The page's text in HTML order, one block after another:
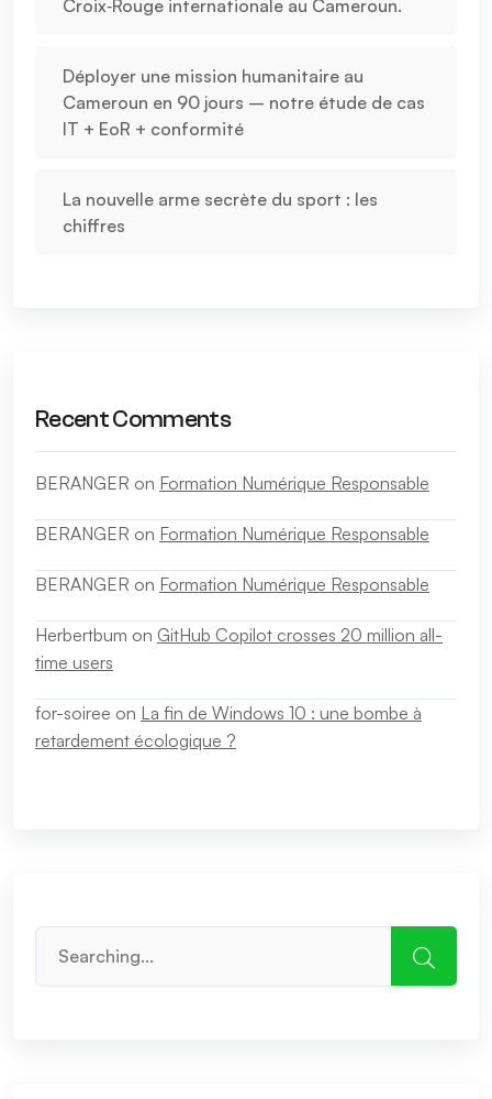
Croix‑Rouge internationale au Cameroun.
Déployer une mission humanitaire au
Cameroun en 90 jours – notre étude de cas
IT + EoR + conformité
La nouvelle arme secrète du sport : les
chiffres
Recent Comments
BERANGER on Formation Numérique Responsable
BERANGER on Formation Numérique Responsable
BERANGER on Formation Numérique Responsable
Herbertbum on GitHub Copilot crosses 20 million all-
time users
for-soiree on La fin de Windows 10 : une bombe à
retardement écologique ?